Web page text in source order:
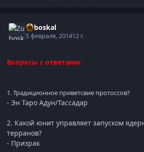
Zuboskal
5 февраля, 201412 г.
Вопросы с ответами:
1. Традиционное приветсвие протоссов?
- Эн Таро Адун/Тассадар
2. Какой юнит управляет запуском
терранов?
- Призрак